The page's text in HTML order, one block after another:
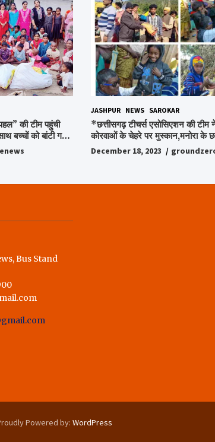
की टीम पहुंची
बच्चों को बांटी गई
के बीच अपनों को
समूह के संस्थापक
JASHPUR NEWS SAROKAR
*छत्तीसगढ़ टीचर्स एसोसिएशन की टीम
कोरवाओं के चेहरे पर मुस्कान,मनोरा के
किया ये अभियान, पढ़िए पूरी ख़बर…*
December 18, 2023
Bus Stand
Powered by: WordPress